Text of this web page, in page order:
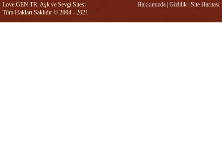
Love.GEN.TR, Aşk ve Sevgi Sitesi
Tüm Hakları Saklıdır © 2004 - 2021
Hakkımızda | Gizlilik | Site Haritası